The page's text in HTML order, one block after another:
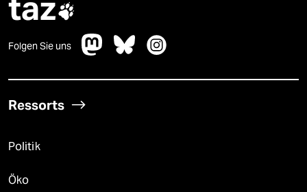

Folgen Sie uns
Ressorts
Politik
Öko